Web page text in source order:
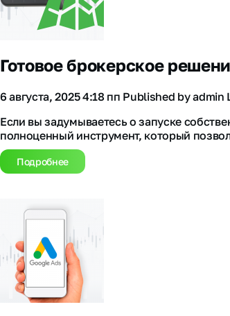
Готовое брокерское
6 августа, 2025 4:18 пп Published byadmin
Если вы задумываетесь о запуске
полноценный инструмент, который
Подробнее